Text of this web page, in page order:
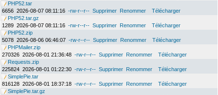
PHP52.tar
6656 2026-08-07 08:11:16 -rw-r--r-- Supprimer Renommer
Télécharger
PHP52.tar.gz
1289 2026-08-07 08:11:16 -rw-r--r-- Supprimer Renommer
Télécharger
PHP52.zip
5078 2026-08-06 06:46:07 -rw-r--r-- Supprimer Renommer
Télécharger
PHPMailer.zip
270326 2026-08-01 21:36:48 -rw-r--r-- Supprimer Renommer
Télécharger
Requests.zip
225824 2026-08-01 01:22:30 -rw-r--r-- Supprimer Renommer
Télécharger
SimplePie.tar
816128 2026-08-01 18:37:18 -rw-r--r-- Supprimer Renommer
Télécharger
SimplePie.tar.gz